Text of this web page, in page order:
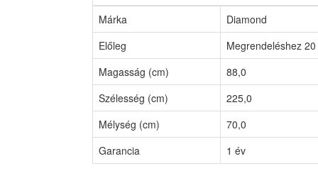
Márka
Diamond
Előleg
Megrendeléshez
Magasság (cm)
88,0
Szélesség (cm)
225,0
Mélység (cm)
70,0
Garancia
1 év